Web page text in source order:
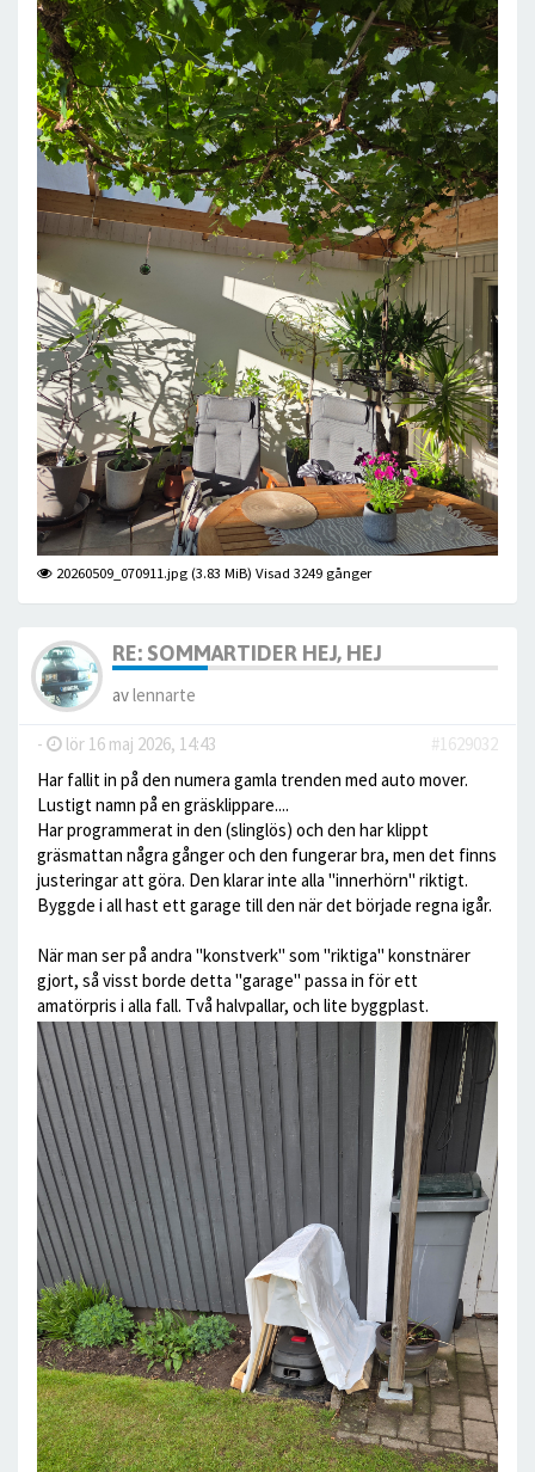
20260509_070911.jpg (3.83 MiB) Visad 3249 gånger
RE: SOMMARTIDER HEJ, HEJ
avlennarte
- lör 16 maj 2026, 14:43
#1629032
Har fallit in på den numera gamla trenden med auto mover.
Lustigt namn på en gräsklippare....
Har programmerat in den (slinglös) och den har klippt
gräsmattan några gånger och den fungerar bra, men det finns
justeringar att göra. Den klarar inte alla "innerhörn" riktigt.
Byggde i all hast ett garage till den när det började regna igår.
När man ser på andra "konstverk" som "riktiga" konstnärer
gjort, så visst borde detta "garage" passa in för ett
amatörpris i alla fall. Två halvpallar, och lite byggplast.